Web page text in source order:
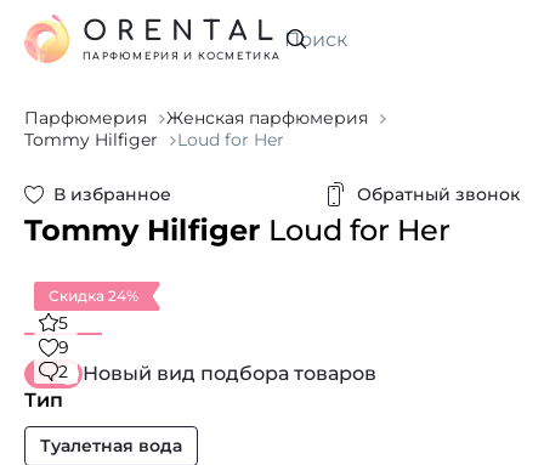
Искать
ORENTAL
ПАРФЮМЕРИЯ И КОСМЕТИКА
Парфюмерия
Женская парфюмерия
Tommy Hilfiger
Loud for Her
В избранное Обратный звонок
Tommy Hilfiger Loud for Her
Скидка 24%
5
9
2
Новый вид подбора товаров
Тип
Туалетная вода